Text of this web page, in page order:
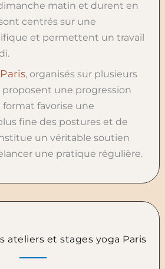
matin et durent en
centrés sur une
et permettent un travail
, organisés sur plusieurs
proposent une progression
favorise une
fine des postures et de
un véritable soutien
une pratique régulière.
ateliers et stages yoga Paris